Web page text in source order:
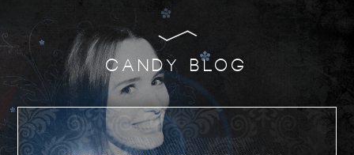
CANDY BLOG